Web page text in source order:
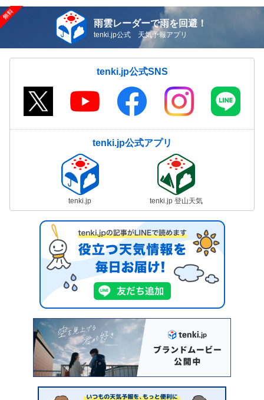
雨雲レーダーで雨を回避！
tenki.jp公式 天気予報アプリ
tenki.jp公式SNS
tenki.jp公式アプリ
tenki.jp tenki.jp 登山天気